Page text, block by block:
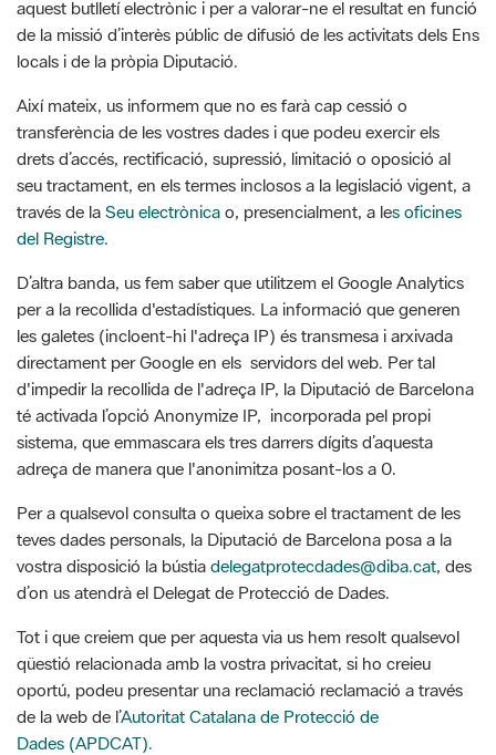
aquest butlletí electrònic i per a valorar-ne el resultat en funció
de la missió d’interès públic de difusió de les activitats dels Ens
locals i de la pròpia Diputació.
Així mateix, us informem que no es farà cap cessió o
transferència de les vostres dades i que podeu exercir els
drets d’accés, rectificació, supressió, limitació o oposició al
seu tractament, en els termes inclosos a la legislació vigent, a
través de la Seu electrònica o, presencialment, a les oficines
del Registre.
D’altra banda, us fem saber que utilitzem el Google Analytics
per a la recollida d'estadístiques. La informació que generen
les galetes (incloent-hi l'adreça IP) és transmesa i arxivada
directament per Google en els servidors del web. Per tal
d'impedir la recollida de l'adreça IP, la Diputació de Barcelona
té activada l’opció Anonymize IP, incorporada pel propi
sistema, que emmascara els tres darrers dígits d’aquesta
adreça de manera que l'anonimitza posant-los a 0.
Per a qualsevol consulta o queixa sobre el tractament de les
teves dades personals, la Diputació de Barcelona posa a la
vostra disposició la bústia delegatprotecdades@diba.cat, des
d’on us atendrà el Delegat de Protecció de Dades.
Tot i que creiem que per aquesta via us hem resolt qualsevol
qüestió relacionada amb la vostra privacitat, si ho creieu
oportú, podeu presentar una reclamació reclamació a través
de la web de l’Autoritat Catalana de Protecció de
Dades (APDCAT).